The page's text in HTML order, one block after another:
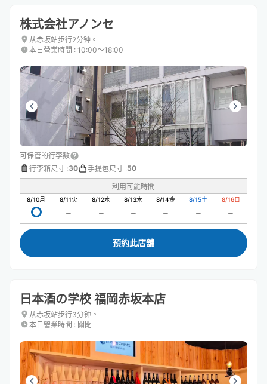
the
keyboard
shortcuts
for
changing
dates.
the
keyboard
shortcuts
for
changing
dates.
株式会社アノンセ
从赤坂站步行2分钟。
本日營業時間 : 10:00〜18:00
可保管的行李數
行李箱尺寸 :30 手提包尺寸 :50
利用可能時間
8/10月 8/11火 8/12水 8/13木 8/14金 8/15土 8/16日
預約此店舖
日本酒の学校 福岡赤坂本店
从赤坂站步行3分钟。
本日營業時間 : 關閉